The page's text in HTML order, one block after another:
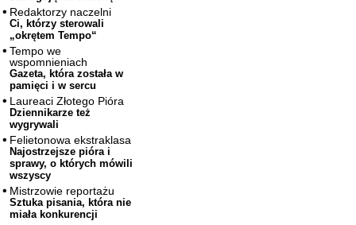
Redaktorzy naczelni
Ci, którzy sterowali
„okrętem Tempo“
Tempo we
wspomnieniach
Gazeta, która została w
pamięci i w sercu
Laureaci Złotego Pióra
Dziennikarze też
wygrywali
Felietonowa ekstraklasa
Najostrzejsze pióra i
sprawy, o których mówili
wszyscy
Mistrzowie reportażu
Sztuka pisania, która nie
miała konkurencji